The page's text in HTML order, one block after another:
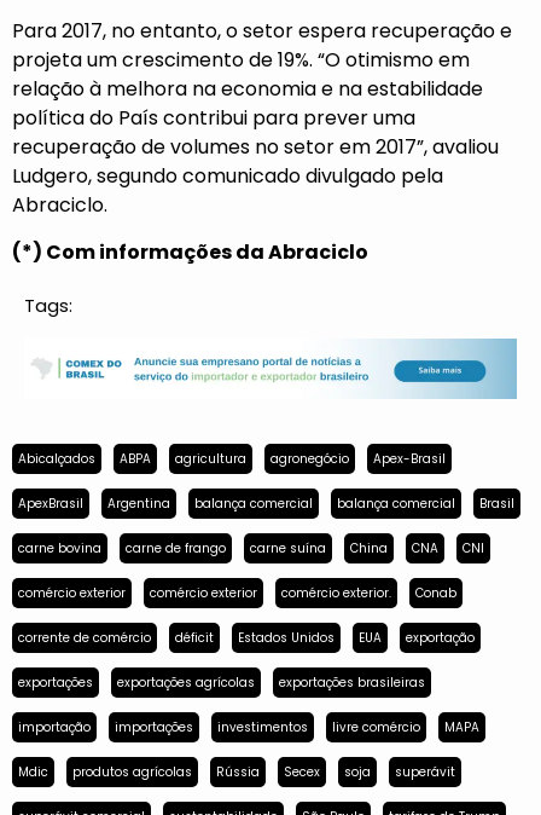
Para 2017, no entanto, o setor espera recuperação e
projeta um crescimento de 19%. “O otimismo em
relação à melhora na economia e na estabilidade
política do País contribui para prever uma
recuperação de volumes no setor em 2017”, avaliou
Ludgero, segundo comunicado divulgado pela
Abraciclo.
(*) Com informações da Abraciclo
Tags:
Abicalçados ABPA agricultura agronegócio Apex-Brasil
ApexBrasil Argentina balança comercial balança comercial Brasil
carne bovina carne de frango carne suína China CNA CNI
comércio exterior comércio exterior comércio exterior. Conab
corrente de comércio déficit Estados Unidos EUA exportação
exportações exportações agrícolas exportações brasileiras
importação importações investimentos livre comércio MAPA
Mdic produtos agrícolas Rússia Secex soja superávit